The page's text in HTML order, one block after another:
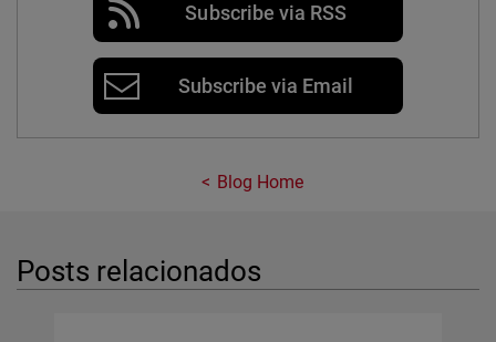
Subscribe via RSS
Subscribe via Email
Blog Home
Posts relacionados